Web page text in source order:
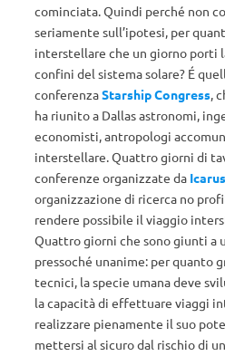
cominciata. Quindi perché non
seriamente sull’ipotesi, per
interstellare che un giorno porti
confini del sistema solare? É
conferenzaStarship Congress,
ha riunito a Dallas astronomi,
economisti, antropologi
interstellare. Quattro giorni di
conferenze organizzate da
organizzazione di ricerca no
rendere possibile il viaggio
Quattro giorni che sono giunti a
pressoché unanime: per quanto
tecnici, la specie umana deve
la capacità di effettuare viaggi
realizzare pienamente il suo
mettersi al sicuro dal rischio di